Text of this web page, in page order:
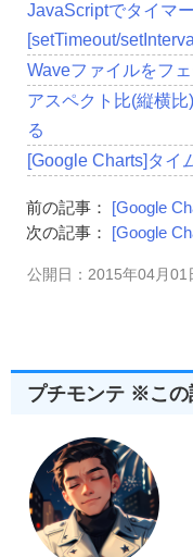
JavaScriptでタイマ
[setTimeout/
Waveファイルをフ
アスペクト比(縦横
る
[Google Charts]タイ
前の記事：
[Google
次の記事：
[Google
公開日：2015年04月01
プチモンテ ※この